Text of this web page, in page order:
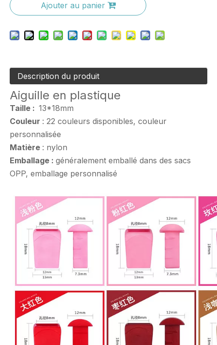
Ajouter au panier
Description du produit
Aiguille en plastique
Taille : 13*18mm
Couleur : 22 couleurs disponibles, couleur
personnalisée
Matière : nylon
Emballage : généralement emballé dans des sacs
OPP, emballage personnalisé